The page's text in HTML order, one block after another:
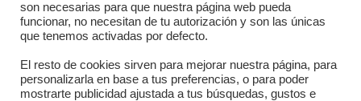
son necesarias para que nuestra página web pueda
funcionar, no necesitan de tu autorización y son las únicas
que tenemos activadas por defecto.
El resto de cookies sirven para mejorar nuestra página, para
personalizarla en base a tus preferencias, o para poder
mostrarte publicidad ajustada a tus búsquedas, gustos e